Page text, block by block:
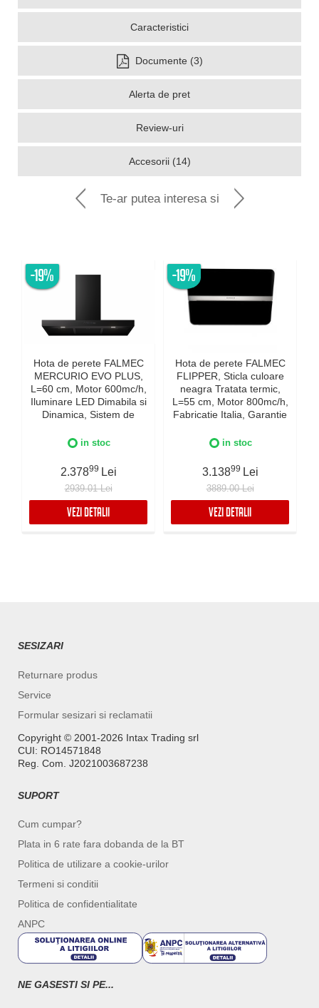
Caracteristici
Documente (3)
Alerta de pret
Review-uri
Accesorii (14)
Te-ar putea interesa si
-19%
Hota de perete FALMEC
MERCURIO EVO PLUS,
L=60 cm, Motor 600mc/h,
Iluminare LED Dimabila si
Dinamica, Sistem de
plita si hota Falmec,
5 ani, Neagra
in stoc
2.37899 Lei
2939.01 Lei
VEZI DETALII
-19%
Hota de perete FALMEC
FLIPPER, Sticla culoare
neagra Tratata termic,
L=55 cm, Motor 800mc/h,
Fabricatie Italia, Garantie
si Dimabila, Inox AISI 304
in stoc
3.13899 Lei
3889.00 Lei
VEZI DETALII
SESIZARI
Returnare produs
Service
Formular sesizari si reclamatii
Copyright ©️ 2001-2026 Intax Trading srl
CUI: RO14571848
Reg. Com. J2021003687238
SUPORT
Cum cumpar?
Plata in 6 rate fara dobanda de la BT
Politica de utilizare a cookie-urilor
Termeni si conditii
Politica de confidentialitate
ANPC
NE GASESTI SI PE...